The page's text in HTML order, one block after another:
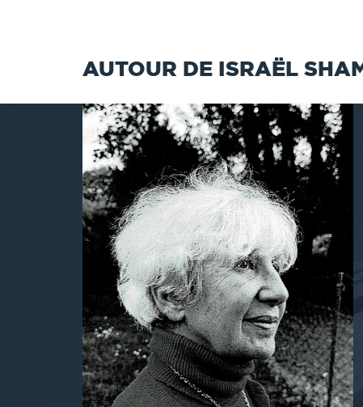
AUTOUR DE ISRAËL